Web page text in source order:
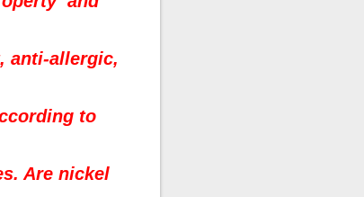
anti-allergic,
to
Are nickel